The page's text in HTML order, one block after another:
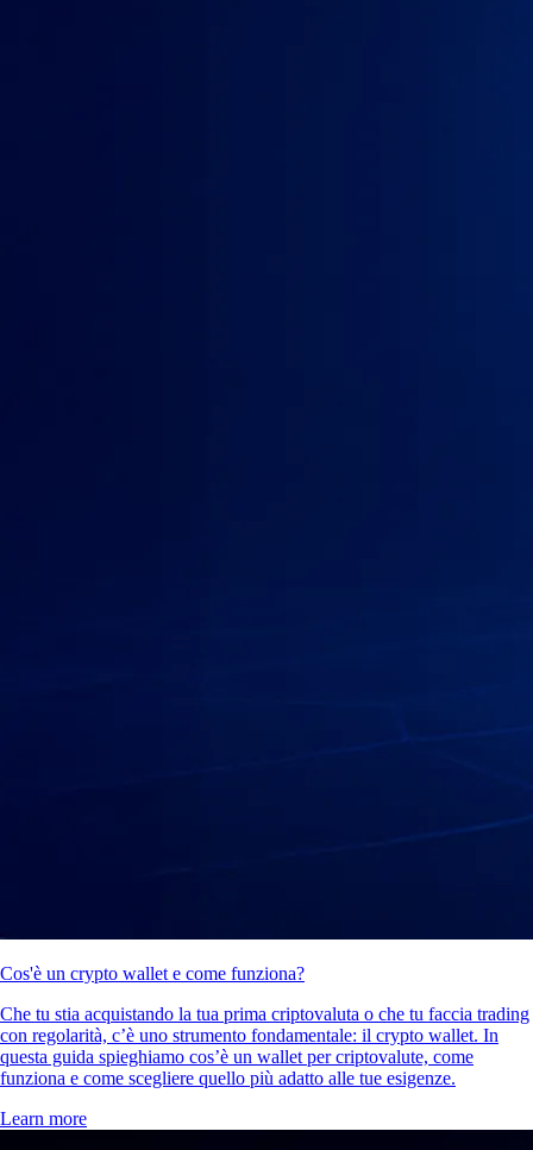
Cos'è un crypto wallet e come funziona?
Che tu stia acquistando la tua prima criptovaluta o che tu faccia trading
con regolarità, c’è uno strumento fondamentale: il crypto wallet. In
questa guida spieghiamo cos’è un wallet per criptovalute, come
funziona e come scegliere quello più adatto alle tue esigenze.
Learn more